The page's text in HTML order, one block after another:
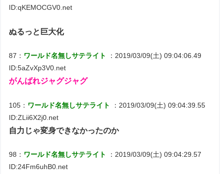
ID:qKEMOCGV0.net
ぬるっと巨大化
87： ワールド名無しサテライト
：2019/03/09(土) 09:04:06.49
ID:5aZvXp3V0.net
がんばれジャグジャグ
105： ワールド名無しサテライト
：2019/03/09(土) 09:04:39.55
ID:ZLii6X2j0.net
自力じゃ変身できなかったのか
98： ワールド名無しサテライト
：2019/03/09(土) 09:04:29.57
ID:24Fm6uhB0.net